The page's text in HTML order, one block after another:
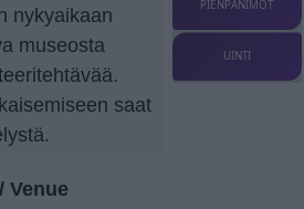
nykyaikaan
museosta
saat
Venue
PIENPANIMOT
UINTI